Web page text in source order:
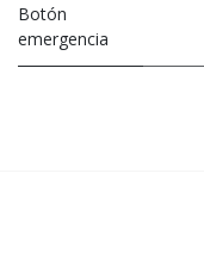
Botón
emergencia